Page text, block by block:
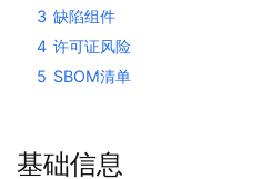
3 缺陷组件
4 许可证风险
5 SBOM清单
基础信息